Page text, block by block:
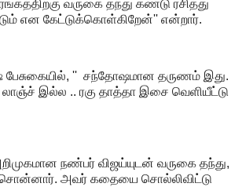
வருகை தந்து கண்டு ரசித்து
என கேட்டுக்கொள்கிறேன்'' என்றார்.
பேசுகையில், '' சந்தோஷமான தருணம் இது.
லாஞ்ச் இல்ல .. ரகு தாத்தா இசை வெளியீட்டு
நண்பர் விஜய்யுடன் வருகை தந்து,
அவர் கதையை சொல்லிவிட்டு